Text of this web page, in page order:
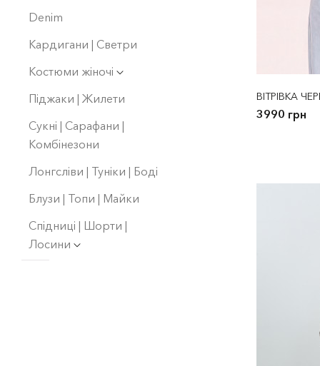
Denim
Кардигани | Светри
Костюми жіночі
Піджаки | Жилети
Сукнi | Сарафани |
Комбінезони
Лонгсліви | Туніки | Боді
Блузи | Топи | Майки
Спідниці | Шорти |
Лосини
ВІТРІВКА
3990 грн